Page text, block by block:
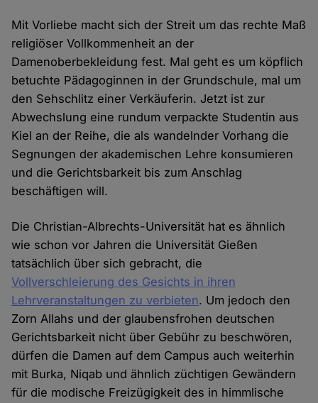
Mit Vorliebe macht sich der Streit um das rechte Maß
religiöser Vollkommenheit an der
Damenoberbekleidung fest. Mal geht es um köpflich
betuchte Pädagoginnen in der Grundschule, mal um
den Sehschlitz einer Verkäuferin. Jetzt ist zur
Abwechslung eine rundum verpackte Studentin aus
Kiel an der Reihe, die als wandelnder Vorhang die
Segnungen der akademischen Lehre konsumieren
und die Gerichtsbarkeit bis zum Anschlag
beschäftigen will.
Die Christian-Albrechts-Universität hat es ähnlich
wie schon vor Jahren die Universität Gießen
tatsächlich über sich gebracht, die
Vollverschleierung des Gesichts in ihren
Lehrveranstaltungen zu verbieten. Um jedoch den
Zorn Allahs und der glaubensfrohen deutschen
Gerichtsbarkeit nicht über Gebühr zu beschwören,
dürfen die Damen auf dem Campus auch weiterhin
mit Burka, Niqab und ähnlich züchtigen Gewändern
für die modische Freizügigkeit des in himmlische